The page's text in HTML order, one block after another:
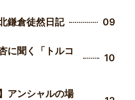
鎌倉徒然日記 09
に聞く「トルコ
10
アンシャルの場